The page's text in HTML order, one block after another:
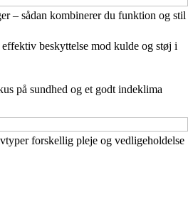
– sådan kombinerer du funktion og stil
beskyttelse mod kulde og støj i
på sundhed og et godt indeklima
forskellig pleje og vedligeholdelse